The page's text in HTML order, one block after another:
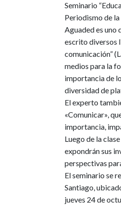
Seminario
Periodismo de
Aguaded es uno
escrito diversos
comunicación”
medios para la
importancia de
diversidad de
El experto
«Comunicar»,
importancia,
Luego de la
expondrán sus
perspectivas
El seminario se
Santiago,
jueves 24 de